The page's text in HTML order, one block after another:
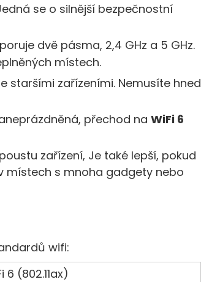
se o silnější bezpečnostní
dvě pásma, 2,4 GHz a 5 GHz.
místech.
staršími zařízeními. Nemusíte hned
přechod na WiFi 6
zařízení, Je také lepší, pokud
místech s mnoha gadgety nebo
wifi:
6 (802.11ax)